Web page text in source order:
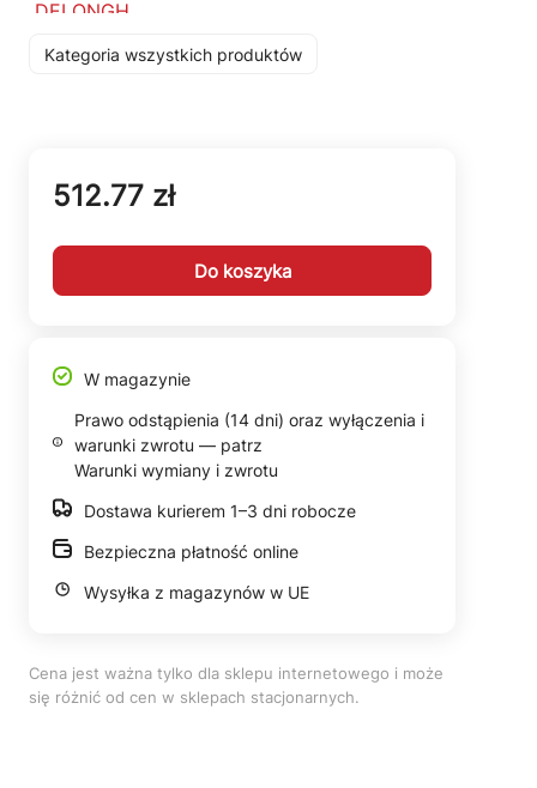
Kategoria wszystkich produktów
512.77 zł
Do koszyka
W magazynie
Prawo odstąpienia (14 dni) oraz wyłączenia i
warunki zwrotu — patrz
Warunki wymiany i zwrotu
Dostawa kurierem 1–3 dni robocze
Bezpieczna płatność online
Wysyłka z magazynów w UE
Cena jest ważna tylko dla sklepu internetowego i może
się różnić od cen w sklepach stacjonarnych.